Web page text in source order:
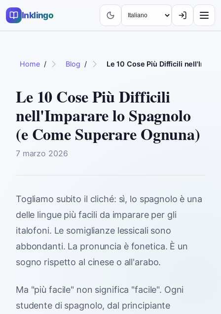
Inklingo
Home / Blog / Le 10 Cose Più Difficili
Le 10 Cose Più Difficili
nell'Imparare lo Spagnolo
(e Come Superare Ognuna)
7 marzo 2026
Togliamo subito il cliché: sì, lo spagnolo è una
delle lingue più facili da imparare per gli
italofoni. Le somiglianze lessicali sono
abbondanti. La pronuncia è fonetica. È un
sogno rispetto al cinese o all'arabo.
Ma "più facile" non significa "facile". Ogni
studente di spagnolo, dal principiante